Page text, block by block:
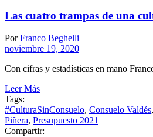
Las cuatro trampas de una
PorFranco Beghelli
noviembre 19, 2020
Con cifras y estadísticas en mano
Leer Más
Tags:
#CulturaSinConsuelo, Consuelo Valdés,
Piñera, Presupuesto 2021
Compartir: